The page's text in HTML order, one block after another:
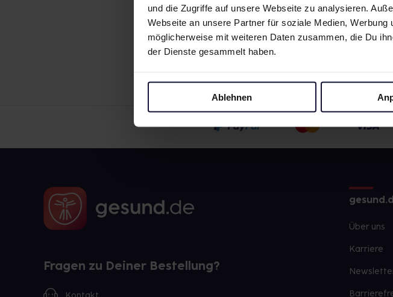
und die Zugriffe auf unsere Webseite zu analysieren.
Webseite an unsere Partner für soziale Medien,
möglicherweise mit weiteren Daten zusammen, die Du
der Dienste gesammelt haben.
Ablehnen
Fragen zu Deiner Bestellung?
Über uns
Karriere